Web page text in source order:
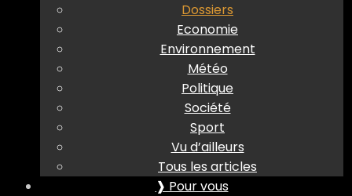
Dossiers
Economie
Environnement
Météo
Politique
Société
Sport
Vu d’ailleurs
Tous les articles
❱ Pour vous